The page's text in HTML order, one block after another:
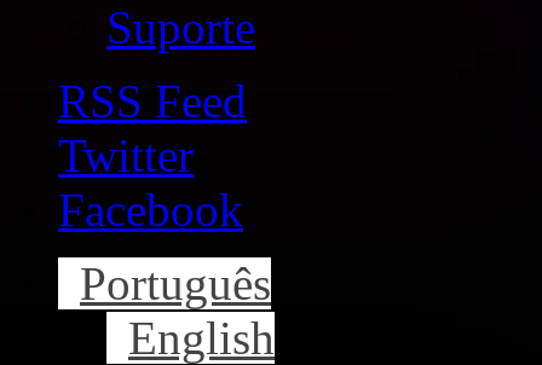
Suporte
RSS Feed
Twitter
Facebook
Português
English